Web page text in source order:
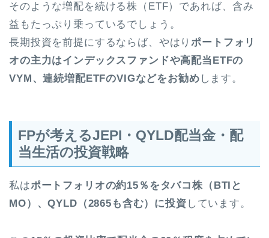
そのような増配を続ける株（ETF）であれば、含み
益もたっぷり乗っているでしょう。
長期投資を前提にするならば、やはりポートフォリ
オの主力はインデックスファンドや高配当ETFの
VYM、連続増配ETFのVIGなどをお勧め します。
FPが考えるJEPI・QYLD配当金・配
当生活の投資戦略
私はポートフォリオの約15％をタバコ株（BTIと
MO）、QYLD（2865も含む） に投資 しています。